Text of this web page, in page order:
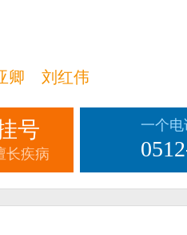
卿 刘红伟
号
长疾病
一个